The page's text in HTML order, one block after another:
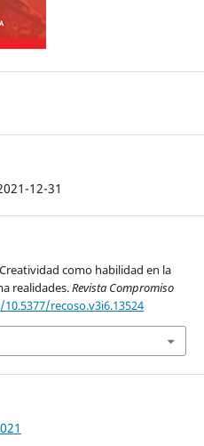
12-31
como habilidad en la
realidades.Revista Compromiso
recoso.v3i6.13524